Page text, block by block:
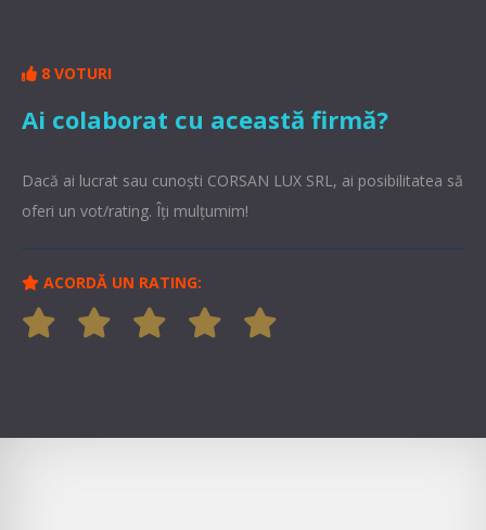
8 VOTURI
Ai colaborat cu această firmă?
Dacă ai lucrat sau cunoşti CORSAN LUX SRL, ai posibilitatea să
oferi un vot/rating. Îți mulțumim!
ACORDĂ UN RATING: